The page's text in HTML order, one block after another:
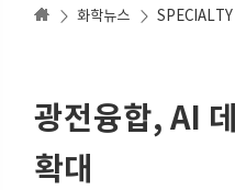
화학뉴스 SPECIALTY
광전융합, AI
확대